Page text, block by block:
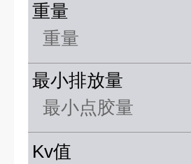
重量
重量
最小排放量
最小点胶量
Kv值